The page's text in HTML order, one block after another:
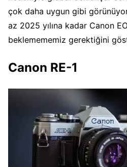
çok daha uygun gibi
az 2025 yılına kadar Canon
beklemememiz gerektiğini
Canon RE-1